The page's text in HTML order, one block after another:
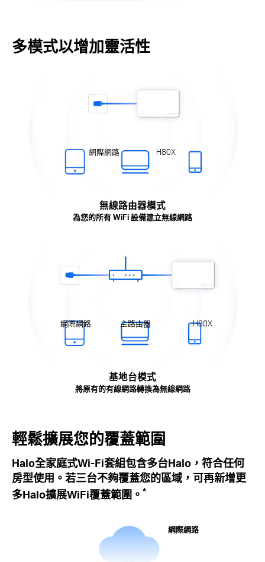
多模式以增加靈活性
網際網路 H80X
無線路由器模式
為您的所有 WiFi 設備建立無線網路
網際網路 主路由器 H80X
基地台模式
將原有的有線網路轉換為無線網路
輕鬆擴展您的覆蓋範圍
Halo全家庭式Wi-Fi套組包含多台Halo，符合任何
房型使用。若三台不夠覆蓋您的區域，可再新增更
多Halo擴展WiFi覆蓋範圍。 *
網際網路